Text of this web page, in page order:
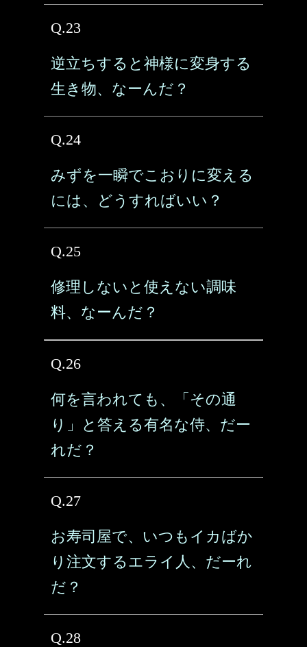
Q.23
逆立ちすると神様に変身する
生き物、なーんだ？
Q.24
みずを一瞬でこおりに変える
には、どうすればいい？
Q.25
修理しないと使えない調味
料、なーんだ？
Q.26
何を言われても、「その通
り」と答える有名な侍、だー
れだ？
Q.27
お寿司屋で、いつもイカばか
り注文するエライ人、だーれ
だ？
Q.28